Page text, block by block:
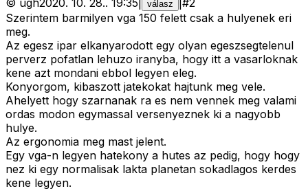
© ugh2020. 10. 28.. 19:35 válasz #2
Szerintem barmilyen vga 150 felett csak a hulyenek eri
meg.
Az egesz ipar elkanyarodott egy olyan egeszsegtelenul
perverz pofatlan lehuzo iranyba, hogy itt a vasarloknak
kene azt mondani ebbol legyen eleg.
Konyorgom, kibaszott jatekokat hajtunk meg vele.
Ahelyett hogy szarnanak ra es nem vennek meg valami
ordas modon egymassal versenyeznek ki a nagyobb
hulye.
Az ergonomia meg mast jelent.
Egy vga-n legyen hatekony a hutes az pedig, hogy hogy
nez ki egy normalisak lakta planetan sokadlagos kerdes
kene legyen.